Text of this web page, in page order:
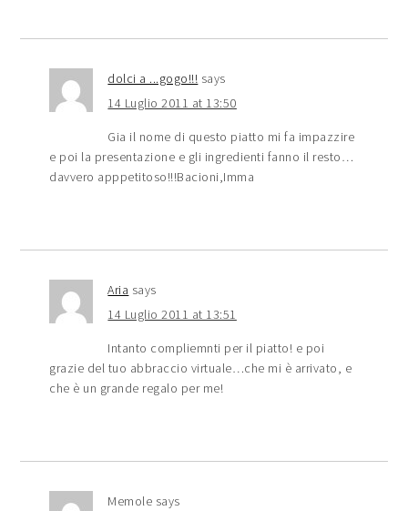
dolci a ...gogo!!! says
14 Luglio 2011 at 13:50
Gia il nome di questo piatto mi fa impazzire
e poi la presentazione e gli ingredienti fanno il resto…
davvero apppetitoso!!!Bacioni,Imma
Aria says
14 Luglio 2011 at 13:51
Intanto compliemnti per il piatto! e poi
grazie del tuo abbraccio virtuale…che mi è arrivato, e
che è un grande regalo per me!
Memole says